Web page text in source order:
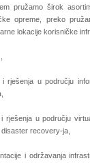
pružamo širok
opreme, preko
lokacije korisničke
i rješenja u području
rješenja u području
recovery-ja,
i održavanja